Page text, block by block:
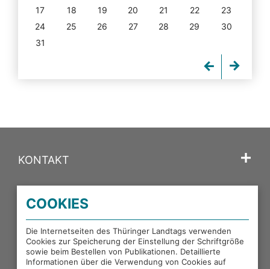
17
18 19 20 21 22
23
24
25 26 27 28 29
30
31
KONTAKT
PORTALE DES THÜRINGER LANDTAGS
EXTERNE LINKS
COOKIES
Die Internetseiten des Thüringer Landtags verwenden
Cookies zur Speicherung der Einstellung der Schriftgröße
sowie beim Bestellen von Publikationen. Detaillierte
Informationen über die Verwendung von Cookies auf